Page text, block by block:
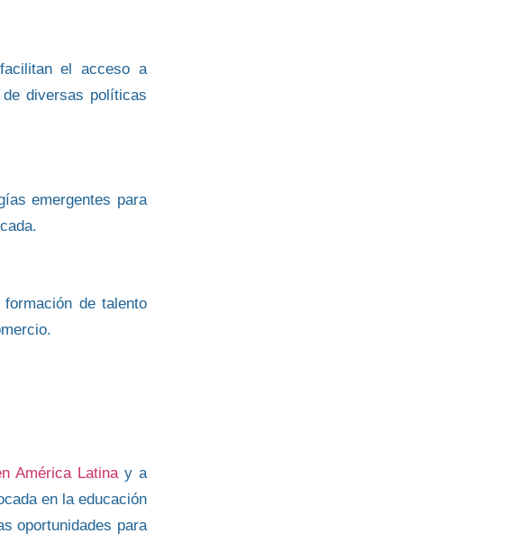
el acceso a
diversas políticas
emergentes para
de talento
América Latina y a
enla educación
oportunidades para